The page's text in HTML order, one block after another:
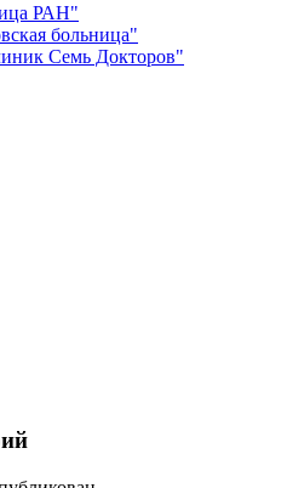
РАН"
больница"
Семь Докторов"